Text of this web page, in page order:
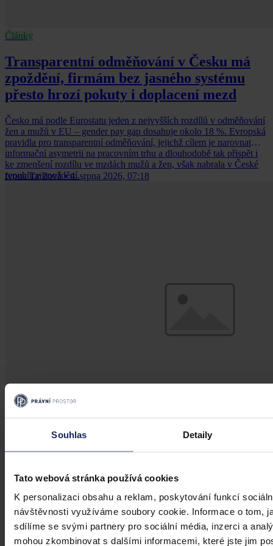
Souhlas Detaily
Tato webová stránka používá cookies
K personalizaci obsahu a reklam, poskytování funkcí
návštěvnosti využíváme soubory cookie. Informace o tom,
sdílíme se svými partnery pro sociální média, inzerci a
mohou zkombinovat s dalšími informacemi, které jste jim
Články
Transparentní odměňování v Česku má
zpoždění, firmám bez jasného systému
přesto hrozí pokuty i doplacení mezd
Česko má podle Eurostatu jeden z nejvyšších rozdílů v odměňování
žen a mužů v EU – gender pay gap dosahuje okolo 18 %. Evropská
pravidla pro transparentní odměňování, jejichž cílem je narovnat
informační asymetrii na pracovním trhu a dlouhodobě tak přispět i
ke zmenšení rozdílu ve mzdách mužů a žen, však nabrala v České
republice zpoždění.
Ivona Tajšlová • 4. srpna 2026, 07:18
Kdy je možné sáhnout po jinak
urážlivých označeních?
Tento článek shrnuje nedávný rozsudek Evropského soudu pro
lidská práva (ESLP) v kauze Mortensen proti Dánsku, který může
sehrát roli v dalším řešení obdobných případů na ochranu osobnosti,